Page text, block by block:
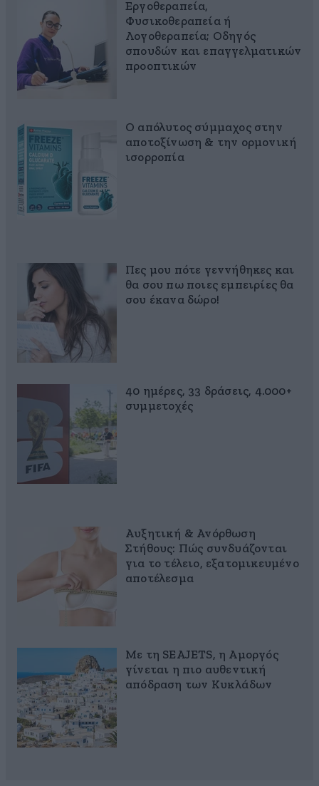
Εργοθεραπεία,
Φυσικοθεραπεία ή
Λογοθεραπεία; Οδηγός
σπουδών και επαγγελματικών
προοπτικών
Ο απόλυτος σύμμαχος στην
αποτοξίνωση & την ορμονική
ισορροπία
Πες μου πότε γεννήθηκες και
θα σου πω ποιες εμπειρίες θα
σου έκανα δώρο!
40 ημέρες, 33 δράσεις, 4.000+
συμμετοχές
Αυξητική & Ανόρθωση
Στήθους: Πώς συνδυάζονται
για το τέλειο, εξατομικευμένο
αποτέλεσμα
Με τη SEAJETS, η Αμοργός
γίνεται η πιο αυθεντική
απόδραση των Κυκλάδων